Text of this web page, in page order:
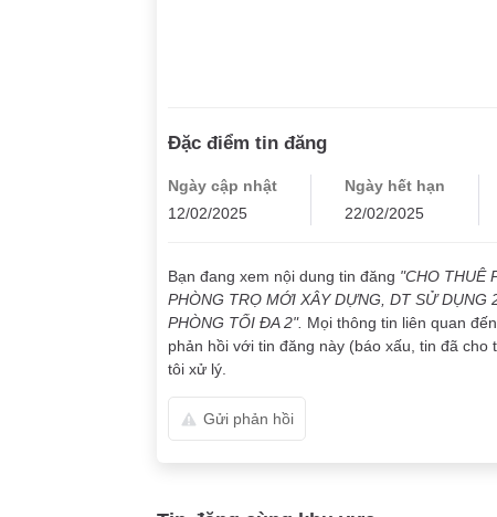
Đặc điểm tin đăng
Ngày cập nhật
12/02/2025
Ngày hết hạn
22/02/2025
Bạn đang xem nội dung tin đăng "CHO THUÊ
PHÒNG TRỌ MỚI XÂY DỰNG, DT SỬ
PHÒNG TỐI ĐA 2". Mọi thông tin liên quan
phản hồi với tin đăng này (báo xấu, tin đã
tôi xử lý.
Gửi phản hồi